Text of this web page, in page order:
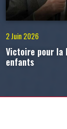
2 Juin 2026
Victoire pour la
enfants